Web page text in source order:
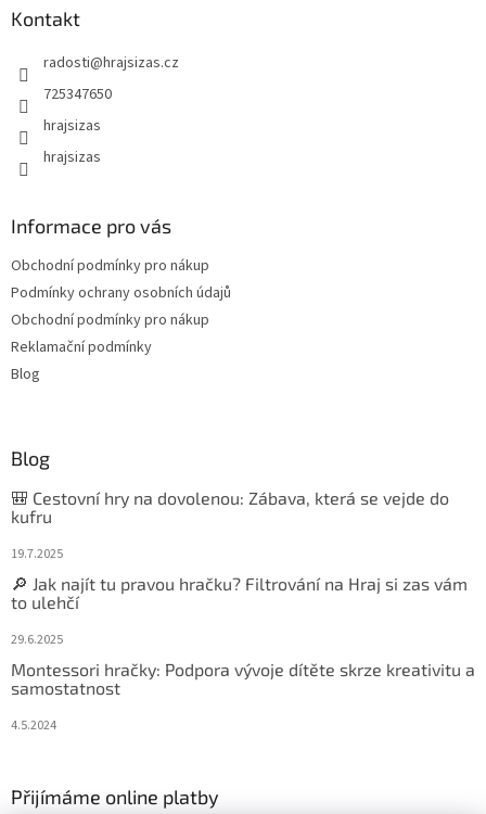
Kontakt
radosti@hrajsizas.cz
725347650
hrajsizas
hrajsizas
Informace pro vás
Obchodní podmínky pro nákup
Podmínky ochrany osobních údajů
Obchodní podmínky pro nákup
Reklamační podmínky
Blog
Blog
🎒 Cestovní hry na dovolenou: Zábava, která se vejde do
kufru
19.7.2025
🔎 Jak najít tu pravou hračku? Filtrování na Hraj si zas vám
to ulehčí
29.6.2025
Montessori hračky: Podpora vývoje dítěte skrze kreativitu a
samostatnost
4.5.2024
Přijímáme online platby